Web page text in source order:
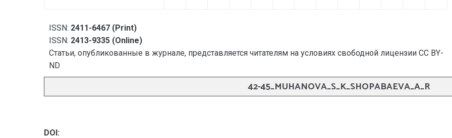
ISSN: 2411-6467 (Print)
ISSN: 2413-9335 (Online)
Статьи, опубликованные в журнале, представляется читателям на условиях свободной лицензии CC BY-
ND
42-45_MUHANOVA_S_K_SHOPABAEVA_A_R
DOI: